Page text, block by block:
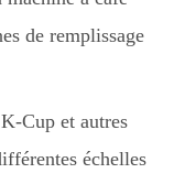
de remplissage
Cup et autres
échelles